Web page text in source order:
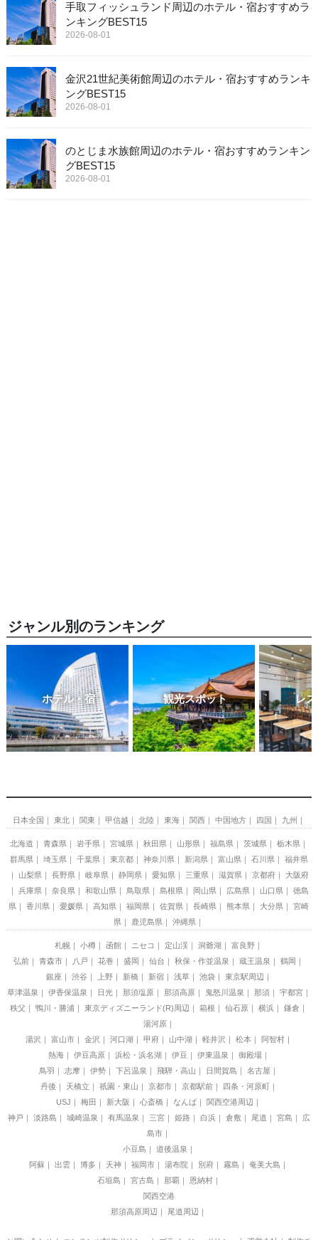
手取フィッシュランド周辺のホテル・宿おすすめラ
ンキングBEST15
2026-08-01
金沢21世紀美術館周辺のホテル・宿おすすめランキ
ングBEST15
2026-08-01
のとじま水族館周辺のホテル・宿おすすめランキン
グBEST15
2026-08-01
ジャンル別のランキング
ホテル・宿 観光スポット レ
日本全国 東北 関東 甲信越 北陸 東海 関西 中国地方 四国 九州
北海道 青森県 岩手県 宮城県 秋田県 山形県 福島県 茨城県
栃木県
群馬県
埼玉県 千葉県 東京都 神奈川県 新潟県 富山県 石川県
福井県
山梨県
長野県 岐阜県 静岡県 愛知県 三重県 滋賀県 京都府
大阪府
兵庫県
奈良県 和歌山県 鳥取県 島根県 岡山県 広島県 山口県
徳島
県
香川県 愛媛県 高知県 福岡県 佐賀県 長崎県 熊本県 大分県
宮崎
県
鹿児島県 沖縄県
札幌 小樽 函館 ニセコ 定山渓 洞爺湖
富良野
弘前
青森市 八戸 花巻 盛岡 仙台 秋保・作並温泉 蔵王温泉
鶴岡
銀座
渋谷 上野 新橋 新宿 浅草 池袋
東京駅周辺
草津温泉
伊香保温泉 日光 那須塩原 那須高原 鬼怒川温泉 那須
宇都宮
秩父
鴨川・勝浦 東京ディズニーランド(R)周辺 箱根 仙石原 横浜
鎌倉
湯河原
湯沢
富山市 金沢 河口湖 甲府 山中湖 軽井沢 松本
阿智村
熱海
伊豆高原 浜松・浜名湖 伊豆 伊東温泉
御殿場
鳥羽
志摩 伊勢 下呂温泉 飛騨・高山 日間賀島
名古屋
丹後
天橋立 祇園・東山 京都市 京都駅前
四条・河原町
USJ
梅田 新大阪 心斎橋 なんば
関西空港周辺
神戸
淡路島 城崎温泉 有馬温泉 三宮 姫路 白浜 倉敷 尾道 宮島
広
島市
小豆島
道後温泉
阿蘇
出雲 博多 天神 福岡市 湯布院 別府 霧島
奄美大島
石垣島
宮古島 那覇
恩納村
関西空港
那須高原周辺
尾道周辺